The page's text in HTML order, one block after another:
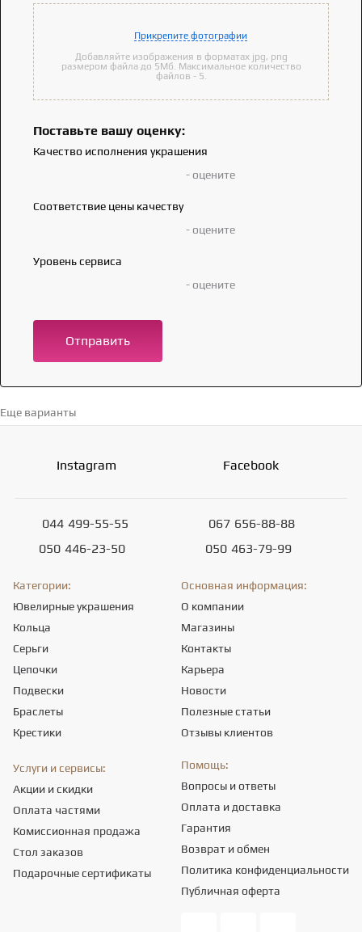
Прикрепите фотографии
Добавляйте изображения в форматах jpg, png
размером файла до 5Мб. Максимальное количество
файлов - 5.
Поставьте вашу оценку:
Качество исполнения украшения
- оцените
Соответствие цены качеству
- оцените
Уровень сервиса
- оцените
Отправить
Еще варианты
Instagram Facebook
044 499-55-55
050 446-23-50
067 656-88-88
050 463-79-99
Категории:
Ювелирные украшения
Кольца
Серьги
Цепочки
Подвески
Браслеты
Крестики
Основная информация:
О компании
Магазины
Контакты
Карьера
Новости
Полезные статьи
Отзывы клиентов
Услуги и сервисы:
Акции и скидки
Оплата частями
Комиссионная продажа
Стол заказов
Подарочные сертификаты
Помощь:
Вопросы и ответы
Оплата и доставка
Гарантия
Возврат и обмен
Политика конфиденциальности
Публичная оферта